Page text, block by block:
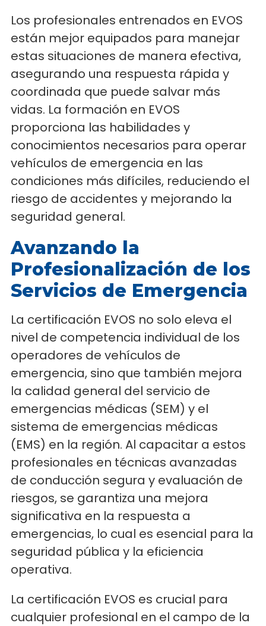
Los profesionales entrenados en EVOS
están mejor equipados para manejar
estas situaciones de manera efectiva,
asegurando una respuesta rápida y
coordinada que puede salvar más
vidas. La formación en EVOS
proporciona las habilidades y
conocimientos necesarios para operar
vehículos de emergencia en las
condiciones más difíciles, reduciendo el
riesgo de accidentes y mejorando la
seguridad general.
Avanzando la
Profesionalización de los
Servicios de Emergencia
La certificación EVOS no solo eleva el
nivel de competencia individual de los
operadores de vehículos de
emergencia, sino que también mejora
la calidad general del servicio de
emergencias médicas (SEM) y el
sistema de emergencias médicas
(EMS) en la región. Al capacitar a estos
profesionales en técnicas avanzadas
de conducción segura y evaluación de
riesgos, se garantiza una mejora
significativa en la respuesta a
emergencias, lo cual es esencial para la
seguridad pública y la eficiencia
operativa.
La certificación EVOS es crucial para
cualquier profesional en el campo de la